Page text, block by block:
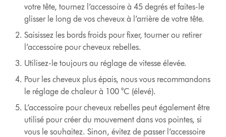
votre tête, tournez l’accessoire à 45 degrés et faites-le
glisser le long de vos cheveux à l’arrière de votre tête.
Saisissez les bords froids pour fixer, tourner ou retirer
l’accessoire pour cheveux rebelles.
Utilisez-le toujours au réglage de vitesse élevée.
Pour les cheveux plus épais, nous vous recommandons
le réglage de chaleur à 100 °C (élevé).
L’accessoire pour cheveux rebelles peut également être
utilisé pour créer du mouvement dans vos pointes, si
vous le souhaitez. Sinon, évitez de passer l’accessoire